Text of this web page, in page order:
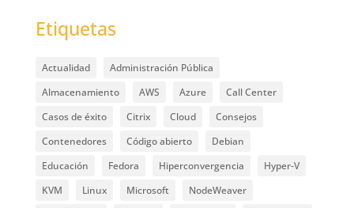
Etiquetas
Actualidad
Administración Pública
Almacenamiento
AWS Azure
Call Center
Casos de éxito
Citrix Cloud
Consejos
Contenedores
Código abierto
Debian
Educación
Fedora Hiperconvergencia
Hyper-V
KVM
Linux Microsoft
NodeWeaver